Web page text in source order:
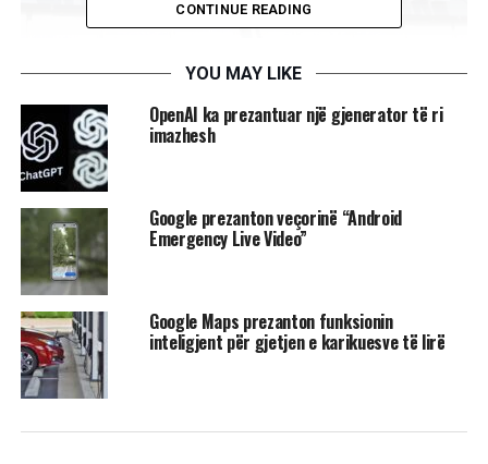
IKShPK në bashkëpunim me Zyrën e Organizatës Botërore
të Shëndetësisë, në Kosovë ka ndarë informacione bazike
me qytetarët me qëllim që të jenë të informuar dhe të rrisin
masat e kujdesit parandalues.
Sipas IKSHPK-së hMPV ka më shumë gjasa të përhapet
nga personi i infektuar tek të tjerët përmes: Pikave gjatë
kollitjes dhe teshtitjes, kontaktit të ngushtë personal, si
puthja, prekja ose shtrëngimi i duarve, prekja e objekteve
ose sipërfaqeve që kanë virusin mbi to dhe më pas prekja
e gojës, hundës ose syve.
CONTINUE READING
YOU MAY LIKE
OpenAI ka prezantuar një gjenerator të ri
imazhesh
Google prezanton veçorinë “Android
Emergency Live Video”
Google Maps prezanton funksionin
inteligjent për gjetjen e karikuesve të lirë